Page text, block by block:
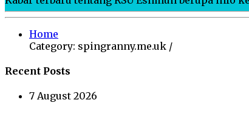
Home
Category: spingranny.me.uk /
Recent Posts
7 August 2026